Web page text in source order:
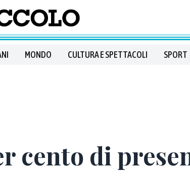
MONDO CULTURA E SPETTACOLI SPORT
cento di